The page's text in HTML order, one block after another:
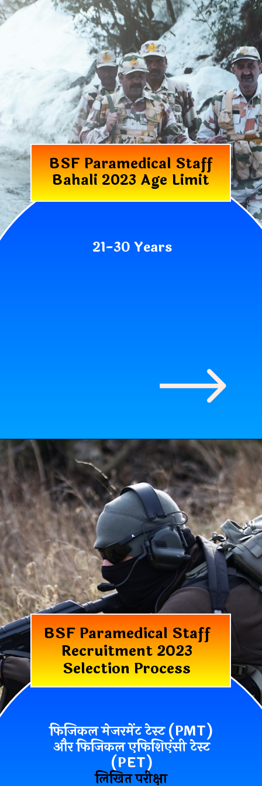
BSF Paramedical Staff
Bahali 2023 Age Limit
21-30 Years
BSF Paramedical Staff
Recruitment 2023
Selection Process
फिजिकल मेजरमेंट टेस्ट (PMT)
और फिजिकल एफिशिएंसी टेस्ट
(PET)
लिखित परीक्षा